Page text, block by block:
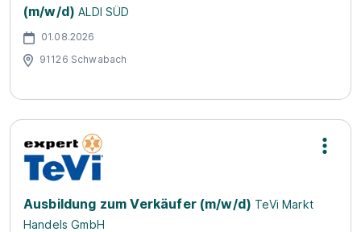
(m/w/d) ALDI SÜD
01.08.2026
91126 Schwabach
Ausbildung zum Verkäufer (m/w/d) TeVi Markt
Handels GmbH